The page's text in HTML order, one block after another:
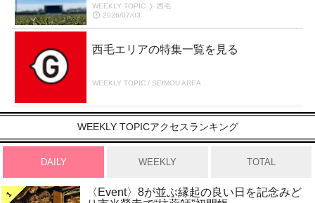
WEEKLY TOPIC
西毛
2026/07/03
西毛エリアの特集一覧を見る
WEEKLY TOPIC / SEIMOU AREA
WEEKLY TOPICアクセスランキング
DAILY WEEKLY TOTAL
〈Event〉8が並ぶ縁起の良い日を記念みど